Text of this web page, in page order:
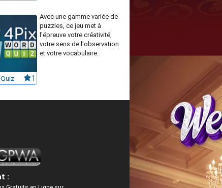
1
Avec une gamme variée de
puzzles, ce jeu met à
l'épreuve votre créativité,
votre sens de l'observation
et votre vocabulaire.
: